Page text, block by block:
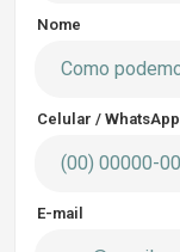
Nome
Celular / WhatsApp
E-mail